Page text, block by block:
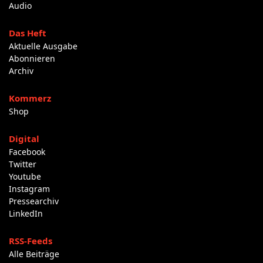
Audio
Das Heft
Aktuelle Ausgabe
Abonnieren
Archiv
Kommerz
Shop
Digital
Facebook
Twitter
Youtube
Instagram
Pressearchiv
LinkedIn
RSS-Feeds
Alle Beiträge